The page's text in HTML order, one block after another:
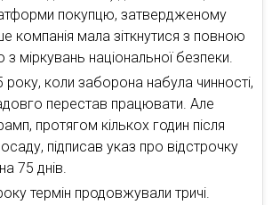
покупцю, затвердженому
компанія мала зіткнутися з повною
міркувань національної безпеки.
року, коли заборона набула чинності,
перестав працювати. Але
протягом кількох годин після
підписав указ про відстрочку
75 днів.
термін продовжували тричі.